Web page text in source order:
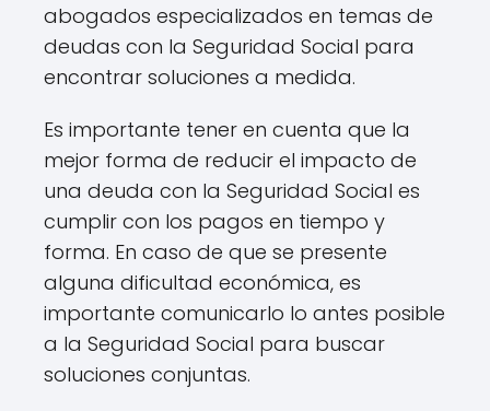
abogados especializados en temas de
deudas con la Seguridad Social para
encontrar soluciones a medida.
Es importante tener en cuenta que la
mejor forma de reducir el impacto de
una deuda con la Seguridad Social es
cumplir con los pagos en tiempo y
forma. En caso de que se presente
alguna dificultad económica, es
importante comunicarlo lo antes posible
a la Seguridad Social para buscar
soluciones conjuntas.